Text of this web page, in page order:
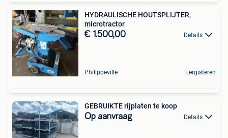
HYDRAULISCHE HOUTSPLIJTER,
microtractor
€ 1.500,00 Details
Philippeville Eergisteren
GEBRUIKTE rijplaten te koop
Op aanvraag Details